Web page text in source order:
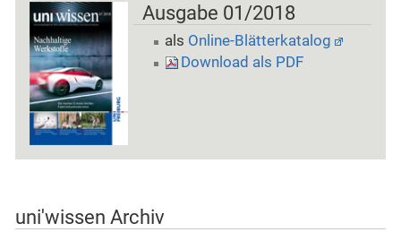
Ausgabe 01/2018
als Online-Blätterkatalog
Download als PDF
uni'wissen Archiv